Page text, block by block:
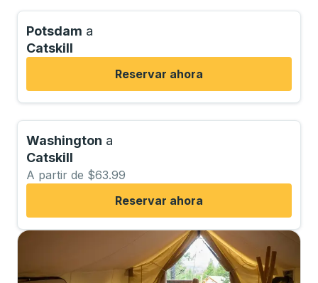
Potsdam a
Catskill
Reservar ahora
Washington a
Catskill
A partir de $63.99
Reservar ahora